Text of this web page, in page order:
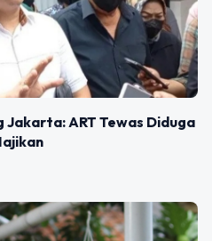
Jakarta: ART Tewas Diduga